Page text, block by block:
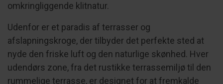
omkringliggende klitnatur.
Udenfor er et paradis af terrasser og
afslapningskroge, der tilbyder det perfekte sted at
nyde den friske luft og den naturlige skønhed. Hver
udendørs zone, fra det rustikke terrassemiljø til den
rummelige terrasse, er designet for at fremkalde